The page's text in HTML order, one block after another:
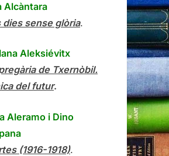
Alcàntara
dies sense glòria.
Aleksiévitx
de Txernòbil.
del futur.
Aleramo i Dino
(1916-1918).